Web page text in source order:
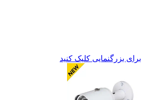
برای بزرگنمایی کلیک کنید